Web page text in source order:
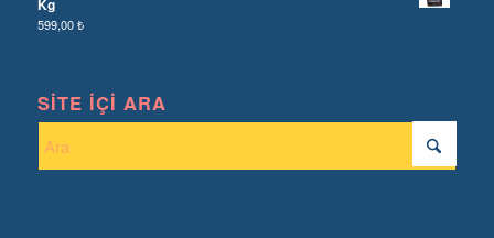
Kg
599,00₺
SITE İÇI ARA